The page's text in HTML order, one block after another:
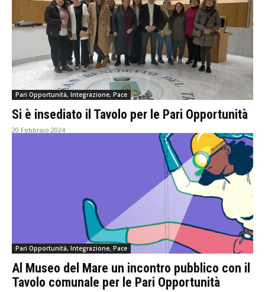
Pari Opportunità, Integrazione, Pace
Si è insediato il Tavolo per le Pari Opportunità
20 Febbraio 2024
Pari Opportunità, Integrazione, Pace
Al Museo del Mare un incontro pubblico con il
Tavolo comunale per le Pari Opportunità